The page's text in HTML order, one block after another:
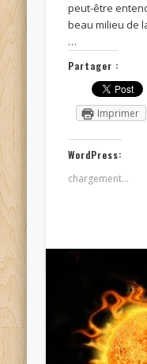
peut-être
beau milieu de
…
Partager :
Imprimer
WordPress:
chargement…